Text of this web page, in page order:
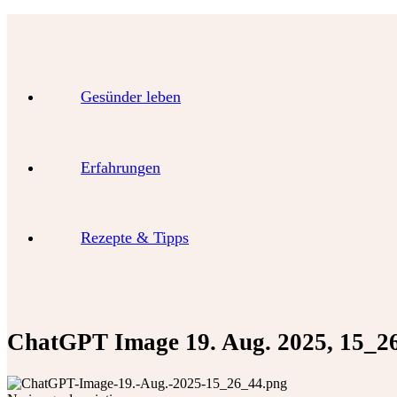
Gesünder leben
Erfahrungen
Rezepte & Tipps
ChatGPT Image 19. Aug. 2025,